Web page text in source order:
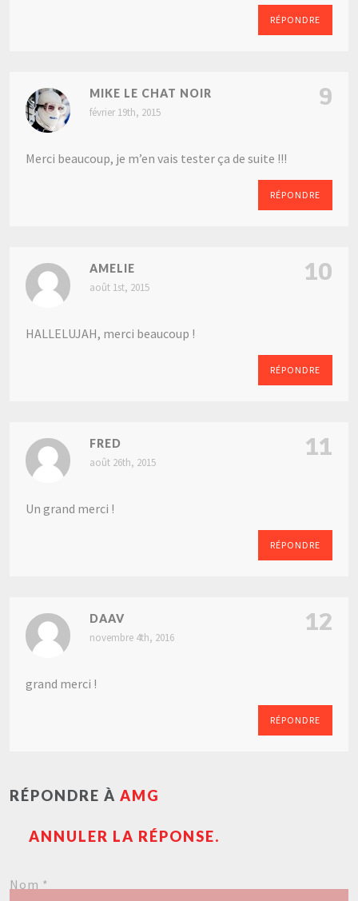
RÉPONDRE
MIKE LE CHAT NOIR
février 19th, 2015
Merci beaucoup, je m’en vais tester ça de suite !!!
RÉPONDRE
9
AMELIE
août 1st, 2015
HALLELUJAH, merci beaucoup !
RÉPONDRE
10
FRED
août 26th, 2015
Un grand merci !
RÉPONDRE
11
DAAV
novembre 4th, 2016
grand merci !
RÉPONDRE
12
RÉPONDRE À AMG
ANNULER LA RÉPONSE.
Nom *